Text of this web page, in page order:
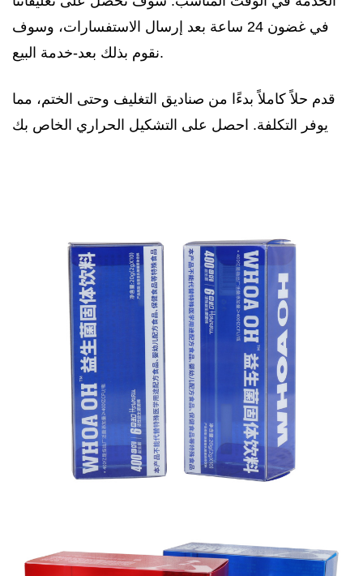
في غضون 24 ساعة بعد إرسال الاستفسارات، وسوف
نقوم بذلك بعد- خدمة البيع.
قدم حلاً كاملاً بدءًا من صناديق التغليف وحتى الختم، مما
يوفر التكلفة. احصل على التشكيل الحراري الخاص بك